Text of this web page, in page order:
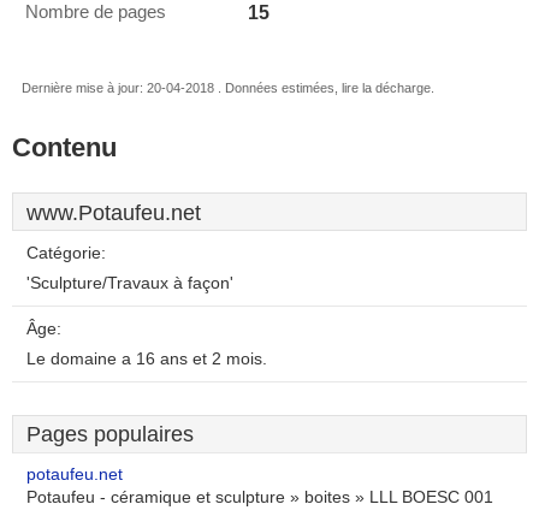
Nombre de pages 15
Dernière mise à jour: 20-04-2018 . Données estimées, lire la décharge.
Contenu
www.Potaufeu.net
Catégorie:
'Sculpture/Travaux à façon'
Âge:
Le domaine a 16 ans et 2 mois.
Pages populaires
potaufeu.net
Potaufeu - céramique et sculpture » boites » LLL BOESC 001